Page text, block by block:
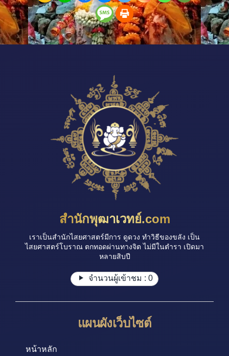
สำนักพุฒาเวทย์.com
เราเป็นสำนักไสยศาสตร์มีการ ดูดวง ทำวิธีของขลัง เป็น
ไสยศาสตร์โบราณ ตกทอดผ่านทางจิต ไม่มีในตำรา เปิดมา
หลายสิบปี
จำนวนผู้เข้าชม : 0
แผนผังเว็บไซต์
หน้าหลัก